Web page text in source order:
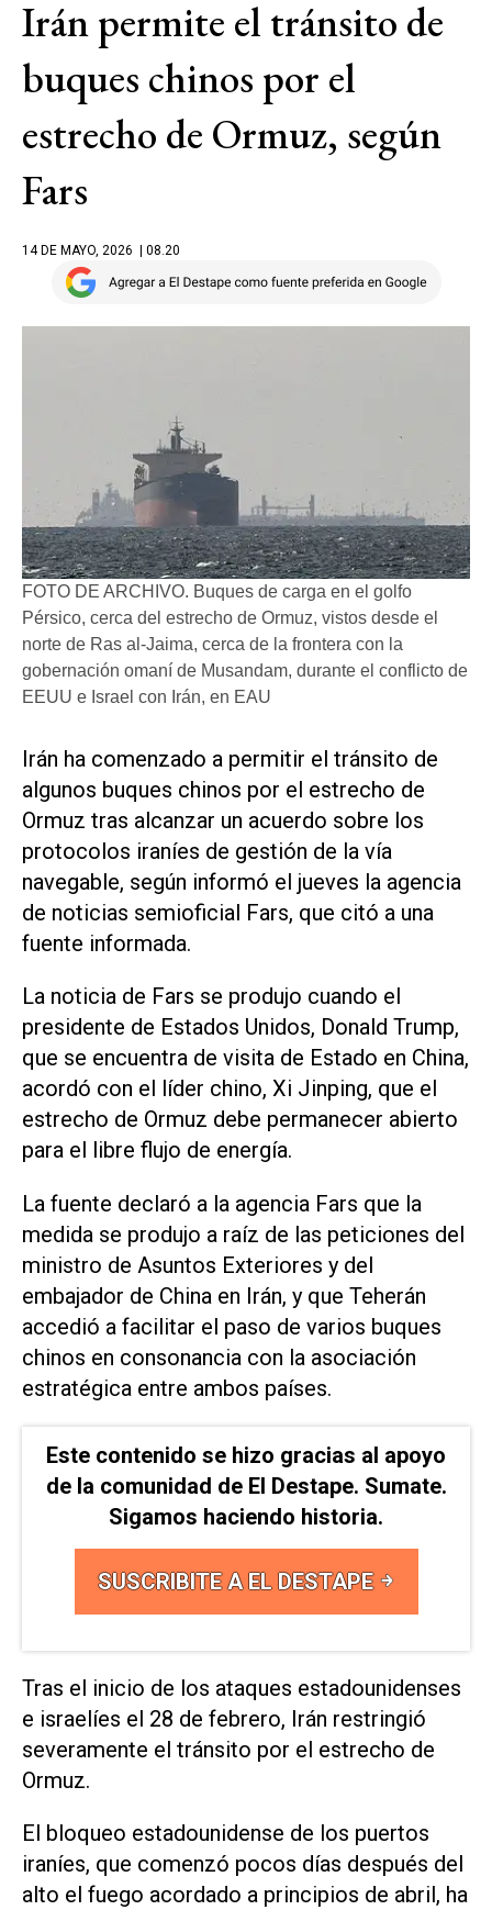
Irán permite el tránsito de
buques chinos por el
estrecho de Ormuz, según
Fars
14 DE MAYO, 2026 | 08.20
FOTO DE ARCHIVO. Buques de carga en el golfo
Pérsico, cerca del estrecho de Ormuz, vistos desde el
norte de Ras al-Jaima, cerca de la frontera con la
gobernación omaní de Musandam, durante el conflicto de
EEUU e Israel con Irán, en EAU
​Irán ha comenzado a permitir el tránsito de
algunos buques chinos por el estrecho de
‌Ormuz tras alcanzar ‌un acuerdo sobre los
protocolos iraníes de gestión de la vía
navegable, según informó el jueves la agencia
de noticias semioficial Fars, que citó a una
fuente informada.
La noticia de Fars se produjo cuando el
presidente de Estados Unidos, Donald Trump, ​
que se encuentra ⁠de visita de Estado en China,
acordó con ‌el líder chino, Xi Jinping, que ⁠el
estrecho de Ormuz debe ⁠permanecer abierto
para el libre flujo de energía.
La fuente declaró a la agencia Fars que la
medida ⁠se produjo a raíz de las peticiones ​del
ministro de Asuntos Exteriores y ‌del
embajador de China en ‌Irán, y que Teherán
accedió a facilitar ⁠el paso de varios buques
chinos en consonancia con la asociación
estratégica entre ambos países.
Este contenido se hizo gracias al apoyo
de la comunidad de El Destape. Sumate.
Sigamos haciendo historia.
SUSCRIBITE A EL DESTAPE
Tras el inicio de los ataques estadounidenses
e israelíes el ​28 de ‌febrero, Irán restringió
severamente el tránsito por el estrecho de
Ormuz.
El bloqueo estadounidense de los puertos
iraníes, que comenzó pocos días después del
alto el fuego acordado a ⁠principios de abril, ha